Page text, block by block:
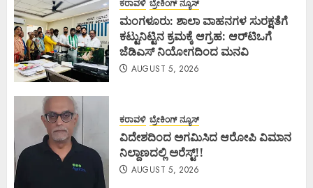
ಕರಾವಳಿ ಬ್ರೇಕಿಂಗ್ ನ್ಯೂಸ್
ಮಂಗಳೂರು: ಶಾಲಾ ವಾಹನಗಳ ಸುರಕ್ಷತೆಗೆ
ಕಟ್ಟುನಿಟ್ಟಿನ ಕ್ರಮಕ್ಕೆ ಆಗ್ರಹ: ಆರ್‌ಟಿಒಗೆ
ಜೆಡಿಎಸ್ ನಿಯೋಗದಿಂದ ಮನವಿ
AUGUST 5, 2026
ಕರಾವಳಿ ಬ್ರೇಕಿಂಗ್ ನ್ಯೂಸ್
ವಿದೇಶದಿಂದ ಅಗಮಿಸಿದ ಆರೋಪಿ ವಿಮಾನ
ನಿಲ್ದಾಣದಲ್ಲಿ ಅರೆಸ್ಟ್‌!!
AUGUST 5, 2026